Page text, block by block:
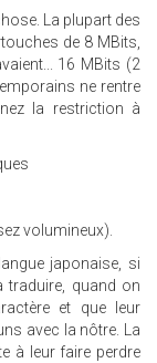
La plupart des
de 8 MBits,
16 MBits (2
ne rentre
la restriction à
volumineux).
japonaise, si
traduire, quand on
et que leur
avec la nôtre. La
à leur faire perdre